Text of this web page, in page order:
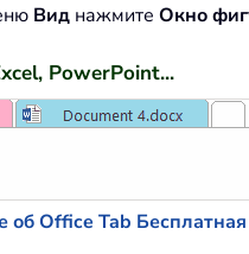
Вид нажмите Окно
PowerPoint...
об Office Tab Бесплатная